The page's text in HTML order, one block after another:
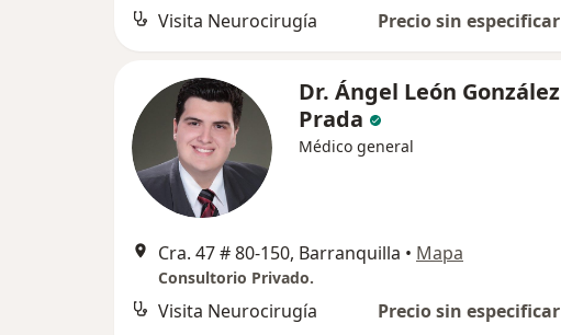
Visita Neurocirugía Precio sin especificar
Dr. Ángel León González
Prada
Médico general
Cra. 47 # 80-150, Barranquilla • Mapa
Consultorio Privado.
Visita Neurocirugía Precio sin especificar